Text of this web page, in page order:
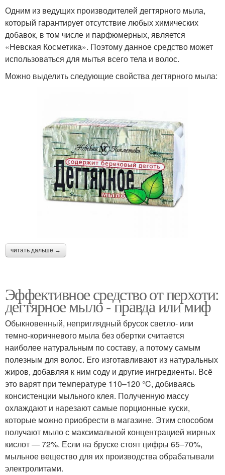
Одним из ведущих производителей дегтярного мыла,
который гарантирует отсутствие любых химических
добавок, в том числе и парфюмерных, является
«Невская Косметика». Поэтому данное средство может
использоваться для мытья всего тела и волос.
Можно выделить следующие свойства дегтярного мыла:
читать дальше →
Эффективное средство от перхоти:
дегтярное мыло - правда или миф
Обыкновенный, неприглядный брусок светло- или
темно-коричневого мыла без обертки считается
наиболее натуральным по составу, а потому самым
полезным для волос. Его изготавливают из натуральных
жиров, добавляя к ним соду и другие ингредиенты. Всё
это варят при температуре 110–120 °C, добиваясь
консистенции мыльного клея. Полученную массу
охлаждают и нарезают самые порционные куски,
которые можно приобрести в магазине. Этим способом
получают мыло с максимальной концентрацией жирных
кислот — 72%. Если на бруске стоят цифры 65–70%,
мыльное вещество для их производства обрабатывали
электролитами.